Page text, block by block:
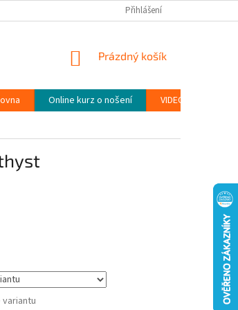
OCHRANY OSOBNÍCH ÚDAJŮ (GDPR)
Přihlášení
NÁKUPNÍ
Prázdný košík
Online kurz o nošení
VIDEONÁVODY